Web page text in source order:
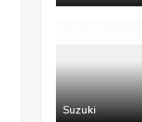
Suzuki